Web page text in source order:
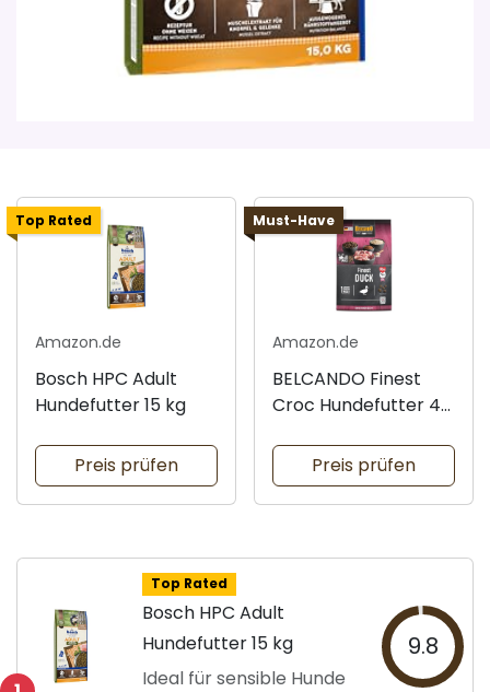
Top Rated
Amazon.de
Bosch HPC Adult
Hundefutter 15 kg
Preis prüfen
Must-Have
Amazon.de
BELCANDO Finest
Croc Hundefutter 4
Preis prüfen
Top Rated
Bosch HPC Adult
Hundefutter 15 kg
Ideal für sensible Hunde
9.8